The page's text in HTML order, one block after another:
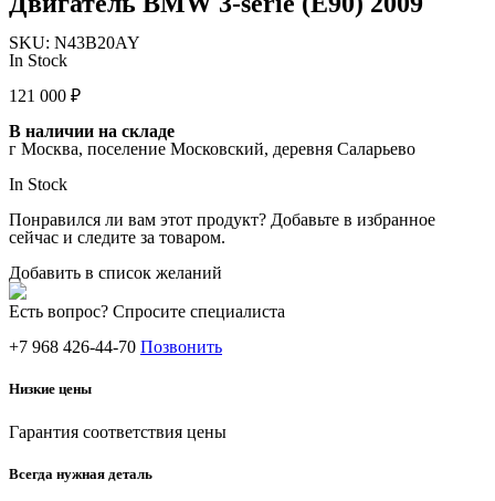
SKU: N43B20AY
In Stock
121 000 ₽
В наличии на складе
г Москва, поселение Московский, деревня Саларьево
In Stock
Понравился ли вам этот продукт? Добавьте в избранное
сейчас и следите за товаром.
Добавить в список желаний
Есть вопрос? Спросите специалиста
+7 968 426-44-70 Позвонить
Низкие цены
Гарантия соответствия цены
Всегда нужная деталь